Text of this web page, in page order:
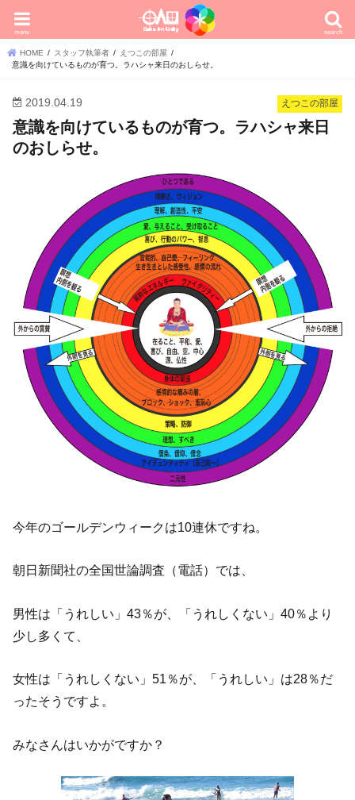
search
menu
HOME スタッフ執筆者
えつこの部屋
意識を向けているものが育つ。ラハシャ来日のおしらせ。
えつこの部屋
2019.04.19
意識を向けているものが育つ。ラハシャ来日
のおしらせ。
今年のゴールデンウィークは10連休ですね。
朝日新聞社の全国世論調査（電話）では、
男性は「うれしい」43％が、「うれしくない」40％より
少し多くて、
女性は「うれしくない」51％が、「うれしい」は28％だ
ったそうですよ。
みなさんはいかがですか？